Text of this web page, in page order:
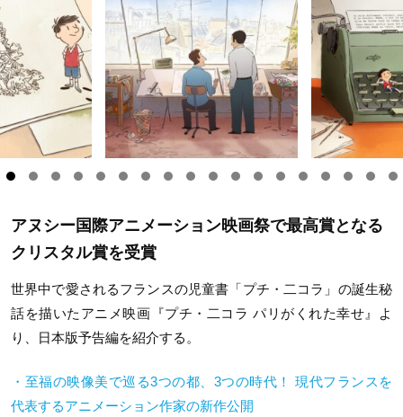
アヌシー国際アニメーション映画祭で最高賞となる
クリスタル賞を受賞
世界中で愛されるフランスの児童書「プチ・二コラ」の誕生秘
話を描いたアニメ映画『プチ・二コラ パリがくれた幸せ』よ
り、日本版予告編を紹介する。
・至福の映像美で巡る3つの都、3つの時代！ 現代フランスを
代表するアニメーション作家の新作公開